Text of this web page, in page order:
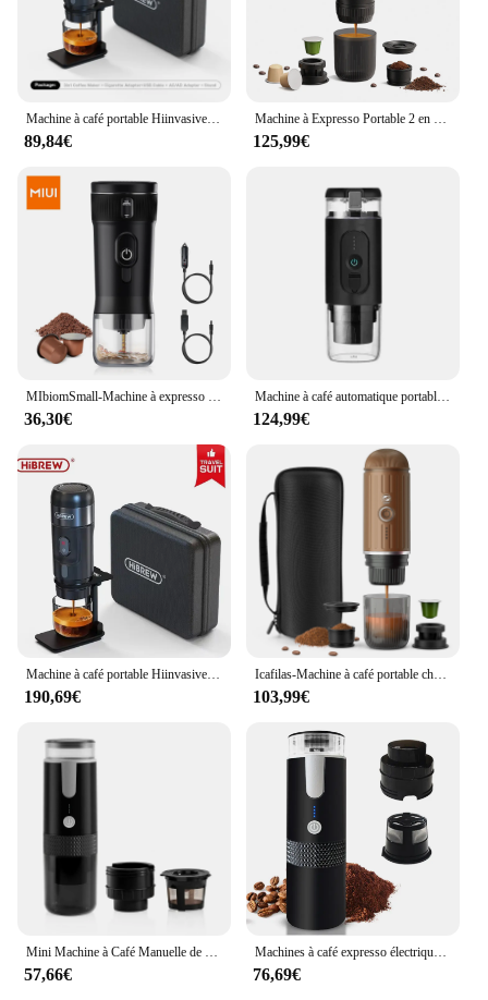
89,84€ 125,99€
36,30€
Machine à café automatique portable à chauffage sans fil, capsule électrique, machine à expresso, voyage en plein air, maison, 7500mAh, 20 bars
124,99€
190,69€
Icafilas-Machine à café portable chauffante, cafetière expresso de voyage, adaptée aux capsules et moulu, camping et bureau, sac portable
103,99€
57,66€ 76,69€